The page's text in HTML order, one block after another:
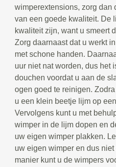
wimperextensions, zorg dan
van een goede kwaliteit. De
kwaliteit zijn, want u smeert
Zorg daarnaast dat u werkt
met schone handen.
uur niet nat worden, dus het
douchen voordat u aan de
ogen goed te reinigen.
u een klein beetje lijm op
Vervolgens kunt u met
wimper in de lijm dopen en
uw eigen wimper plakken.
uw eigen wimper en dus
manier kunt u de wimpers